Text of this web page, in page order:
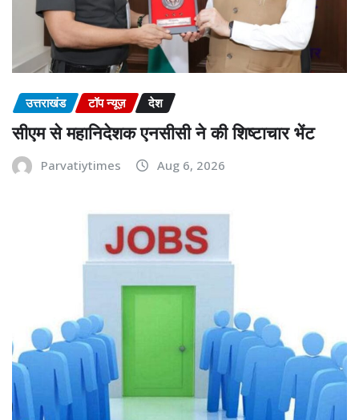
उत्तराखंड टॉप न्यूज़ देश
सीएम से महानिदेशक एनसीसी ने की शिष्टाचार भेंट
Parvatiytimes Aug 6, 2026